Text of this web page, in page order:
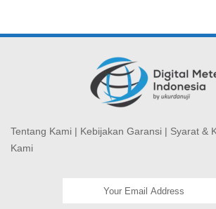
Tentang Kami | Kebijakan Garansi | Syarat &
Kami